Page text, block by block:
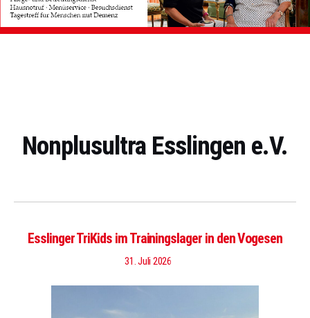
Nonplusultra Esslingen e.V.
Esslinger TriKids im Trainingslager in den Vogesen
31. Juli 2026